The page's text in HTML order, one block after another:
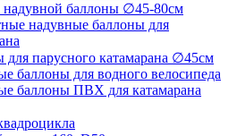
баллоны ∅45-80см
надувные баллоны для
для парусного катамарана ∅45см
баллоны для водного велосипеда
баллоны ПВХ для катамарана